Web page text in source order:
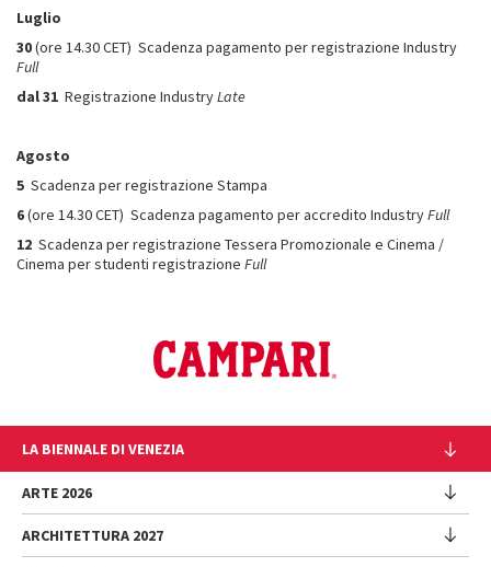
Luglio
30(ore 14.30 CET) Scadenza pagamento per registrazione Industry
Full
dal 31 Registrazione IndustryLate
Agosto
5 Scadenza per registrazione Stampa
6(ore 14.30 CET) Scadenza pagamento per accredito IndustryFull
12 Scadenza per registrazione Tessera Promozionale e Cinema /
Cinema per studenti registrazione Full
LA BIENNALE DI VENEZIA
L'Istituzione
Cariche istituzionali
Storia
ARTE 2026
Esposizione
ARCHITETTURA 2027